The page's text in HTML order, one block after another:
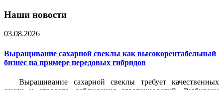
Наши новости
03.08.2026
Выращивание сахарной свеклы как высокорентабельный
бизнес на примере передовых гибридов
Выращивание сахарной свеклы требует качественных